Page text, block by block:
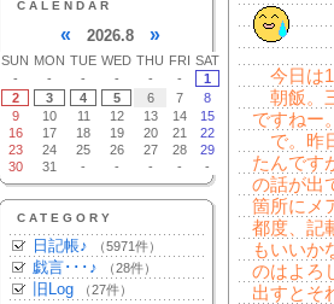
CALENDAR
« 2026.8 »
SUN MON TUE WED THU FRI SAT
-
- - - - -
1
2
3 4 5 6 7
8
9
10 11 12 13 14
15
16
17 18 19 20 21
22
23
24 25 26 27 28
29
30
31 - - - - -
CATEGORY
日記帳♪ （5971件）
戯言･･･♪ （28件）
旧Log （27件）
今日は
朝飯。
ですねー
で。昨
たんです
の話が出
箇所にメ
都度、記
もいいか
のはよろ
出すとそ